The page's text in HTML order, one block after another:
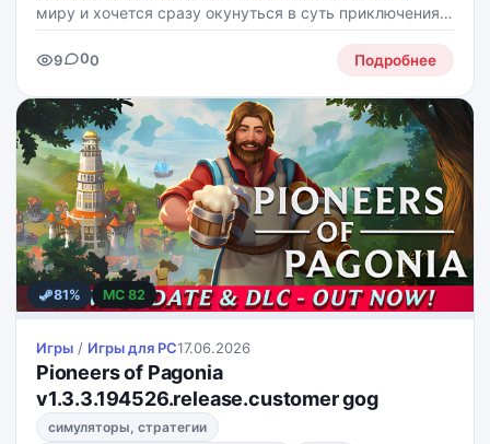
миру и хочется сразу окунуться в суть приключения,
игра предлагает насыщенный опыт подземелий без
лишних отвлечений.
9 00 Подробнее
81% MC 82
Игры / Игры для PС17.06.2026
Pioneers of Pagonia
v1.3.3.194526.release.customer gog
симуляторы, стратегии